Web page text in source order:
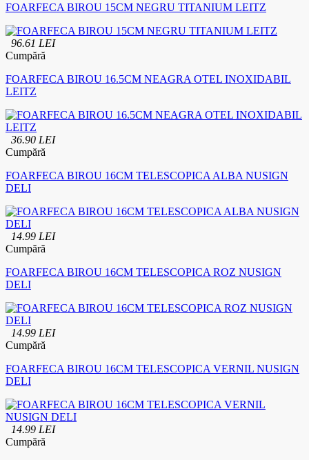
FOARFECA BIROU 15CM NEGRU TITANIUM LEITZ
96.61 LEI
Cumpără
FOARFECA BIROU 16.5CM NEAGRA OTEL INOXIDABIL
LEITZ
36.90 LEI
Cumpără
FOARFECA BIROU 16CM TELESCOPICA ALBA NUSIGN
DELI
14.99 LEI
Cumpără
FOARFECA BIROU 16CM TELESCOPICA ROZ NUSIGN
DELI
14.99 LEI
Cumpără
FOARFECA BIROU 16CM TELESCOPICA VERNIL NUSIGN
DELI
14.99 LEI
Cumpără